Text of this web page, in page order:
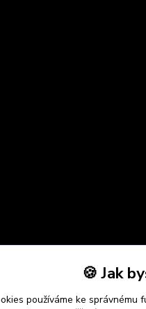
🍪 Jak
používáme ke